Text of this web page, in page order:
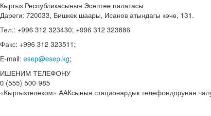
Кыргыз Республикасынын Эсептөө палатасы
Дареги: 720033, Бишкек шаары, Исанов атындагы көчө, 131.
Тел.: +996 312 323430; +996 312 323886
Факс: +996 312 323511;
E-mail: esep@esep.kg;
ИШЕНИМ ТЕЛЕФОНУ
0 (555) 500-985
«Кыргызтелеком» ААКсынын стационардык телефондорунан